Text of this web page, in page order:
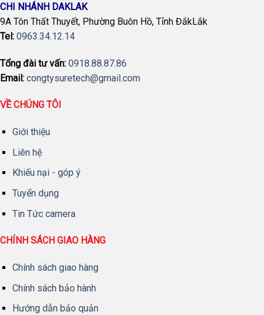
CHI NHÁNH DAKLAK
9A Tôn Thất Thuyết, Phường Buôn Hồ, Tỉnh ĐắkLắk
Tel: 0963.34.12.14
Tổng đài tư vấn: 0918.88.87.86
Email: congtysuretech@gmail.com
VỀ CHÚNG TÔI
Giới thiệu
Liên hệ
Khiếu nại - góp ý
Tuyển dụng
Tin Tức camera
CHÍNH SÁCH GIAO HÀNG
Chính sách giao hàng
Chính sách bảo hành
Hướng dẫn bảo quản